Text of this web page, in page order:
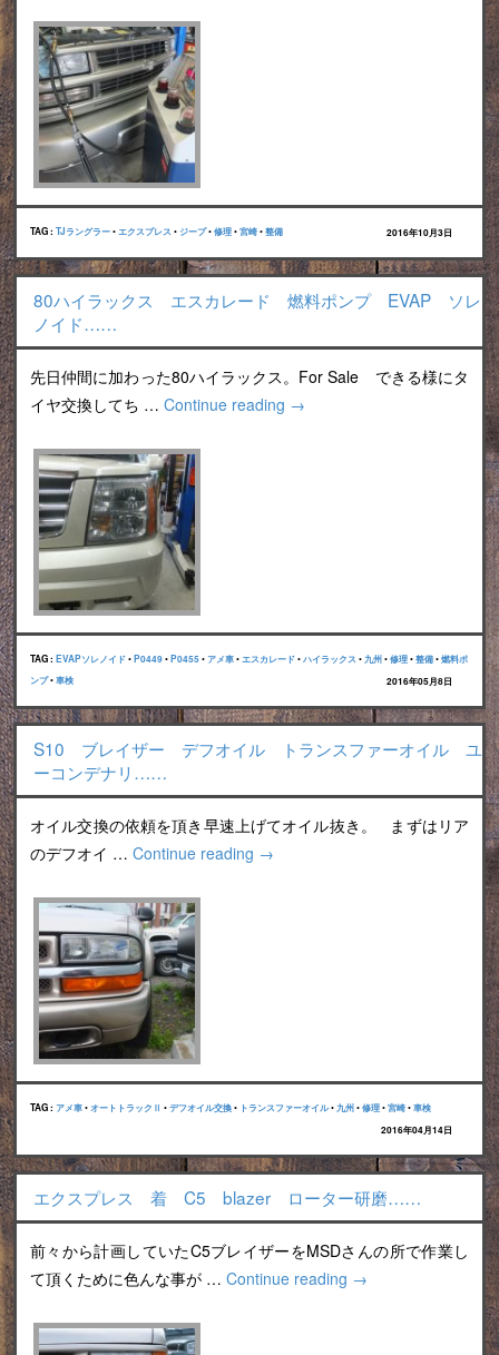
TAG : TJラングラー•エクスプレス• ジープ•修理•宮崎•整備 2016年10月3日
80ハイラックス エスカレード 燃料ポンプ EVAP ソレ
ノイド……
先日仲間に加わった80ハイラックス。For Sale できる様にタ
イヤ交換してち … Continue reading →
TAG : EVAPソレノイド•P0449•P0455•アメ車•エスカレード•ハイラックス•九州•修理•整備•燃料ポ
ンプ•車検 2016年05月8日
S10 ブレイザー デフオイル トランスファーオイル ユ
ーコンデナリ……
オイル交換の依頼を頂き早速上げてオイル抜き。 まずはリア
のデフオイ … Continue reading →
TAG : アメ車•オートトラックⅡ •デフオイル交換• トランスファーオイル•九州•修理•宮崎•車検
2016年04月14日
エクスプレス 着 C5 blazer ローター研磨……
前々から計画していたC5ブレイザーをMSDさんの所で作業し
て頂くために色んな事が … Continue reading →